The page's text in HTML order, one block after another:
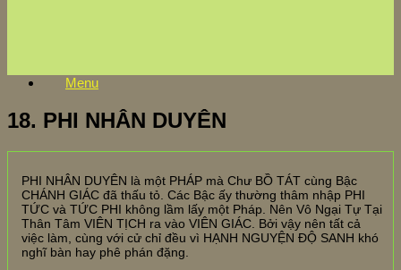
Menu
18. PHI NHÂN DUYÊN
PHI NHÂN DUYÊN là một PHÁP mà Chư BỒ TÁT cùng Bậc
CHÁNH GIÁC đã thấu tỏ. Các Bậc ấy thường thâm nhập PHI
TỨC và TỨC PHI không lầm lấy một Pháp. Nên Vô Ngại Tự Tại
Thân Tâm VIÊN TỊCH ra vào VIÊN GIÁC. Bởi vậy nên tất cả
việc làm, cùng với cử chỉ đều vì HẠNH NGUYỆN ĐỘ SANH khó
nghĩ bàn hay phê phán đặng.